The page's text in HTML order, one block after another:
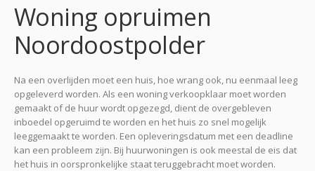
Woning opruimen
Noordoostpolder
Na een overlijden moet een huis, hoe wrang ook, nu eenmaal leeg
opgeleverd worden. Als een woning verkoopklaar moet worden
gemaakt of de huur wordt opgezegd, dient de overgebleven
inboedel opgeruimd te worden en het huis zo snel mogelijk
leeggemaakt te worden. Een opleveringsdatum met een deadline
kan een probleem zijn. Bij huurwoningen is ook meestal de eis dat
het huis in oorspronkelijke staat teruggebracht moet worden.